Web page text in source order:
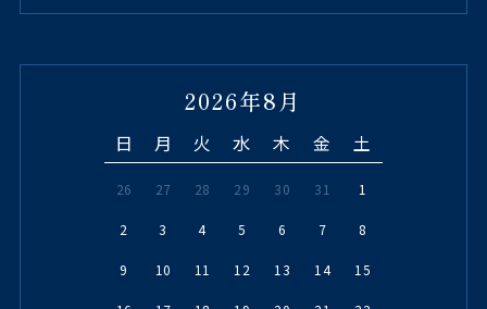
2026年8月
日 月 火 水 木 金 土
26 27 28 29 30 31 1
2 3 4 5 6 7 8
9 10 11 12 13 14 15